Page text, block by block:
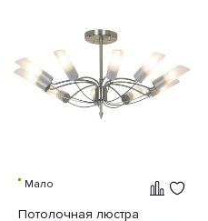
Мало
Потолочная люстра